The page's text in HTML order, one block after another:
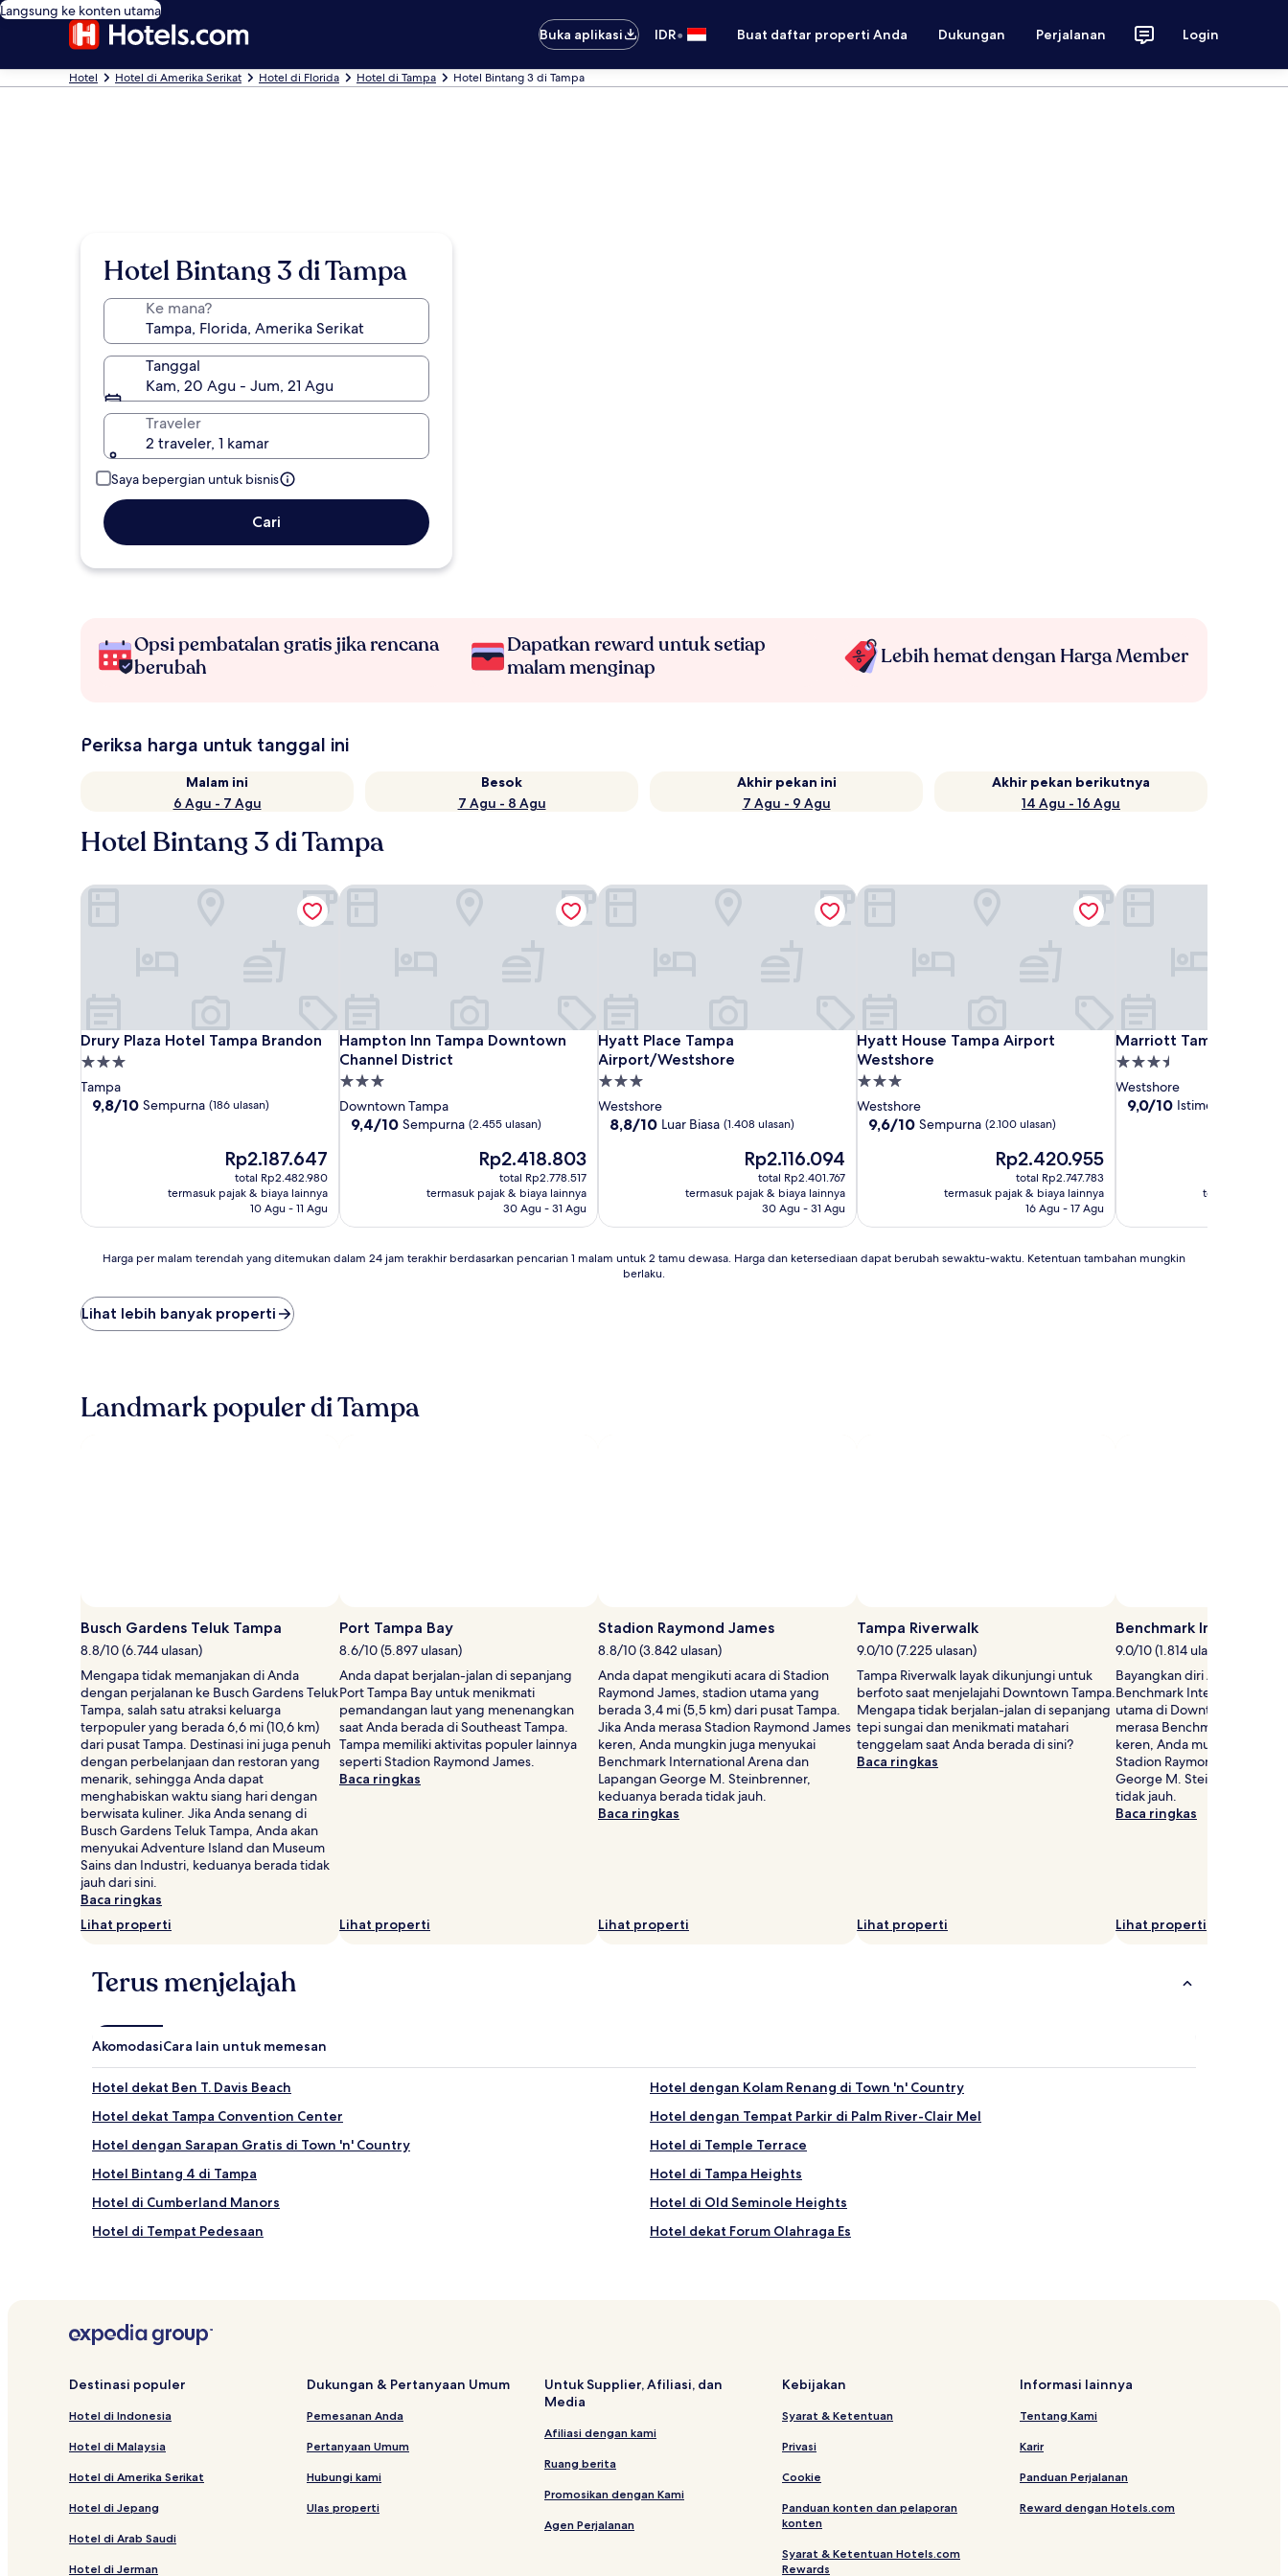
Langsung ke konten utama
Buka aplikasi
IDR• Buat daftar properti Anda Dukungan Perjalanan Login
Hotel Hotel di Amerika Serikat Hotel di Florida Hotel di Tampa Hotel Bintang 3 di Tampa
Hotel Bintang 3 di Tampa
Ke mana?
Tanggal
Kam, 20 Agu - Jum, 21 Agu
Traveler
2 traveler, 1 kamar
Saya bepergian untuk bisnis
Cari
Opsi pembatalan gratis jika rencana
berubah
Dapatkan reward untuk setiap
malam menginap
Lebih hemat dengan Harga Member
Periksa harga untuk tanggal ini
Malam ini
6 Agu - 7 Agu
Besok
7 Agu - 8 Agu
Akhir pekan ini
7 Agu - 9 Agu
Akhir pekan berikutnya
14 Agu - 16 Agu
Hotel Bintang 3 di Tampa
Drury Plaza Hotel Tampa Brandon
Drury Plaza Hotel Tampa Brandon
Properti
bintang
3.0
Tampa
9.8
9,8/10 Sempurna (186 ulasan)
Harga
sekarang
Rp2.187.647
Rp2.187.647
total Rp2.482.980
termasuk pajak & biaya lainnya
10 Agu - 11 Agu
Drury Plaza Hotel Tampa Brandon
Hampton Inn Tampa Downtown
Channel District
Hampton Inn Tampa Downtown Channel District
Properti
bintang
3.0
Downtown Tampa
9.4
9,4/10 Sempurna (2.455 ulasan)
Harga
sekarang
Rp2.418.803
Rp2.418.803
total Rp2.778.517
termasuk pajak & biaya lainnya
30 Agu - 31 Agu
Hampton Inn Tampa Downtown Channel District
Hyatt Place Tampa
Airport/Westshore
Hyatt Place Tampa Airport/Westshore
Properti
bintang
3.0
Westshore
8.8
ulasan)
8,8/10 Luar Biasa (1.408 ulasan)
Harga
sekarang
Rp2.116.094
Rp2.116.094
total Rp2.401.767
termasuk pajak & biaya lainnya
30 Agu - 31 Agu
Hyatt Place Tampa Airport/Westshore
Hyatt House Tampa Airport
Westshore
Hyatt House Tampa Airport Westshore
Properti
bintang
3.0
Westshore
9.6
9,6/10 Sempurna (2.100 ulasan)
Harga
sekarang
Rp2.420.955
Rp2.420.955
total Rp2.747.783
termasuk pajak & biaya lainnya
16 Agu - 17 Agu
Hyatt House Tampa Airport Westshore
Marriott Tampa
Marriott Tampa
Properti
bintang
3.5
Westshore
9.0
9,0/10 Istimewa
termasuk pajak
Marriott Tampa
Harga
malam
terendah
yang
jam
terakhir
dapat
berubah
sewaktu-
waktu.
Ketentuan
tambahan
mungkin
berlaku.
Harga per malam terendah yang ditemukan dalam 24 jam terakhir berdasarkan pencarian 1 malam untuk 2 tamu dewasa. Harga dan ketersediaan dapat berubah sewaktu-waktu. Ketentuan tambahan mungkin
berlaku.
Lihat lebih banyak properti
Landmark populer di Tampa
Busch Gardens Teluk Tampa
8.8/10 (6.744 ulasan)
Mengapa tidak memanjakan di Anda
dengan perjalanan ke Busch Gardens Teluk
Tampa, salah satu atraksi keluarga
terpopuler yang berada 6,6 mi (10,6 km)
dari pusat Tampa. Destinasi ini juga penuh
dengan perbelanjaan dan restoran yang
menarik, sehingga Anda dapat
menghabiskan waktu siang hari dengan
berwisata kuliner. Jika Anda senang di
Busch Gardens Teluk Tampa, Anda akan
menyukai Adventure Island dan Museum
Sains dan Industri, keduanya berada tidak
jauh dari sini.
Baca ringkas
Lihat properti
Port Tampa Bay
8.6/10 (5.897 ulasan)
Anda dapat berjalan-jalan di sepanjang
Port Tampa Bay untuk menikmati
pemandangan laut yang menenangkan
saat Anda berada di Southeast Tampa.
Tampa memiliki aktivitas populer lainnya
seperti Stadion Raymond James.
Baca ringkas
Lihat properti
Stadion Raymond James
8.8/10 (3.842 ulasan)
Anda dapat mengikuti acara di Stadion
Raymond James, stadion utama yang
berada 3,4 mi (5,5 km) dari pusat Tampa.
Jika Anda merasa Stadion Raymond James
keren, Anda mungkin juga menyukai
Benchmark International Arena dan
Lapangan George M. Steinbrenner,
keduanya berada tidak jauh.
Baca ringkas
Lihat properti
Tampa Riverwalk
9.0/10 (7.225 ulasan)
Tampa Riverwalk layak dikunjungi untuk
berfoto saat menjelajahi Downtown Tampa.
Mengapa tidak berjalan-jalan di sepanjang
tepi sungai dan menikmati matahari
tenggelam saat Anda berada di sini?
Baca ringkas
Lihat properti
Benchmark
9.0/10 (1.814 ulasan)
Bayangkan diri Anda
Benchmark International
utama di Downtown Tampa.
merasa Benchmark
keren, Anda mungkin juga
Stadion Raymond James
George M. Steinbrenner,
tidak jauh.
Baca ringkas
Lihat properti
Terus menjelajah
AkomodasiCara lain untuk memesan
Hotel dekat Ben T. Davis Beach
Hotel dengan Kolam Renang di Town 'n' Country
Hotel dekat Tampa Convention Center
Hotel dengan Tempat Parkir di Palm River-Clair Mel
Hotel dengan Sarapan Gratis di Town 'n' Country
Hotel di Temple Terrace
Hotel Bintang 4 di Tampa
Hotel di Tampa Heights
Hotel di Cumberland Manors
Hotel di Old Seminole Heights
Hotel di Tempat Pedesaan
Hotel dekat Forum Olahraga Es
Hotel dekat Westshore Plaza Mall
Hotel dekat Tampa Bay Downs
Hotel di Mango
Resor & Hotel dengan Spa di Tampa
Hotel dekat Lapangan George M. Steinbrenner
Hotel di Tampa
Hotel dekat Akuarium Florida
Destinasi populer
Hotel di Indonesia
Hotel di Malaysia
Hotel di Amerika Serikat
Hotel di Jepang
Hotel di Arab Saudi
Hotel di Jerman
Dukungan & Pertanyaan Umum
Pemesanan Anda
Pertanyaan Umum
Hubungi kami
Ulas properti
Untuk Supplier, Afiliasi, dan
Media
Afiliasi dengan kami
Ruang berita
Promosikan dengan Kami
Agen Perjalanan
Kebijakan
Syarat & Ketentuan
Privasi
Cookie
Panduan konten dan pelaporan
konten
Syarat & Ketentuan Hotels.com
Rewards
Informasi lainnya
Tentang Kami
Karir
Panduan Perjalanan
Reward dengan Hotels.com